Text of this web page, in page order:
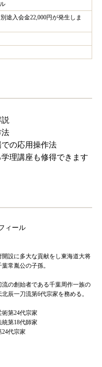
途入会金22,000円が発生しま
法
での応用操作法
理講座も修得できます
ィール
設に多大な貢献をし東海道大将
常胤公の子孫。
の創始者である千葉周作一族の
辰一刀流第6代宗家を務める。
第24代宗家
第18代師家
代宗家